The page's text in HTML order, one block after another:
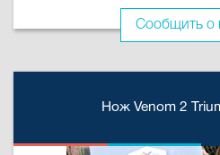
Сообщить о
Нож Venom 2